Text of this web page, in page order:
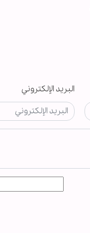
البريد الإلكتروني